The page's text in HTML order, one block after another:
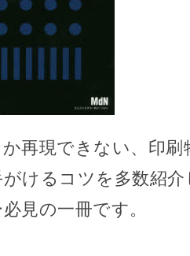
再現できない、印
けるコツを多数紹
見の一冊です。